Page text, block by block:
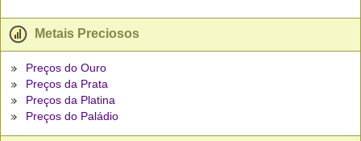
Metais Preciosos
Preços do Ouro
Preços da Prata
Preços da Platina
Preços do Paládio